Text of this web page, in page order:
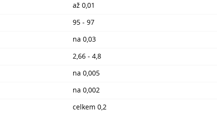
až 0,01
95 - 97
na 0,03
2,66 - 4,8
na 0,005
na 0,002
celkem 0,2